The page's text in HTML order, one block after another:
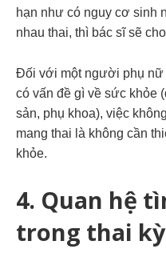
hạn như có nguy cơ sinh
nhau thai, thì bác sĩ sẽ
Đối với một người phụ nữ
có vấn đề gì về sức khỏe
sản, phụ khoa), việc
mang thai là không cần
khỏe.
4. Quan hệ
trong thai kỳ